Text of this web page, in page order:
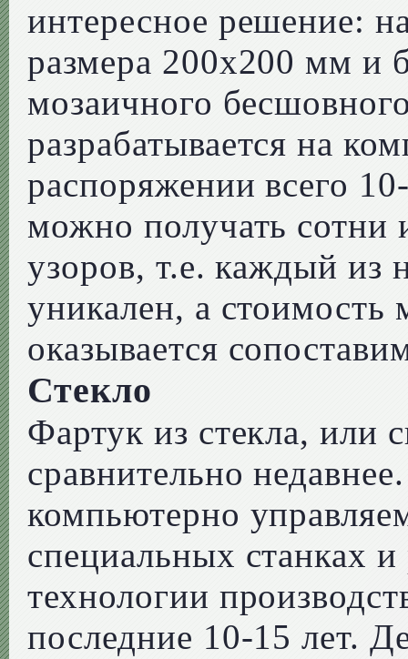
интересное решение:
размера 200х200 мм и
мозаичного
разрабатывается на
распоряжении всего
можно получать сотни
узоров, т.е. каждый из
уникален, а стоимость
оказывается
Стекло
Фартук из стекла, или
сравнительно
компьютерно
специальных станках
технологии
последние 10-15 лет.